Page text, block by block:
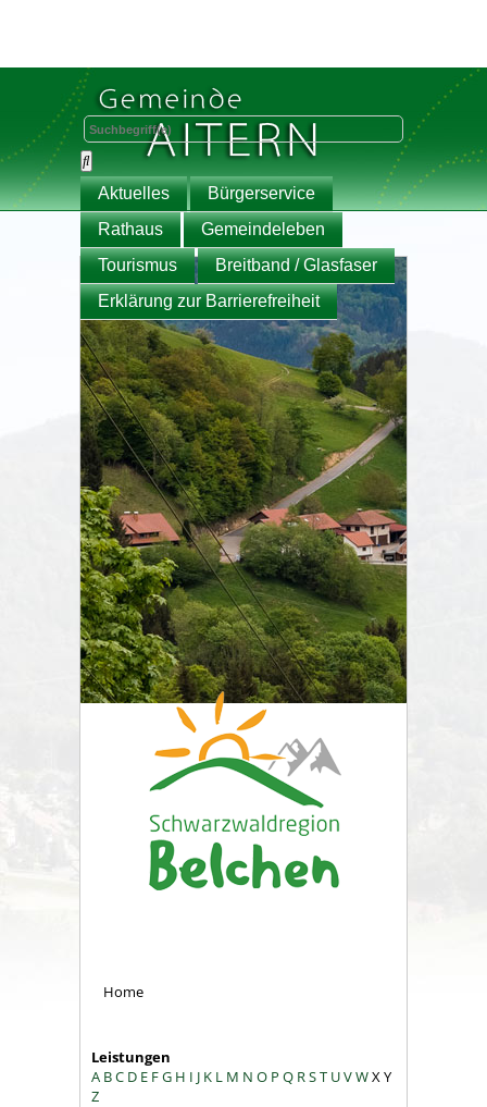
Aktuelles
Bürgerservice
Rathaus
Gemeindeleben
Tourismus
Breitband / Glasfaser
Erklärung zur Barrierefreiheit
Home
Leistungen
A BC D E FG H I J K L M N O P Q RST UVWXY
Z